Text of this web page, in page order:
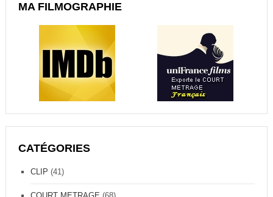
MA FILMOGRAPHIE
CATÉGORIES
CLIP (41)